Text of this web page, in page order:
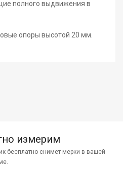
полного выдвижения в
опоры высотой 20 мм.
измерим
бесплатно снимет мерки в вашей